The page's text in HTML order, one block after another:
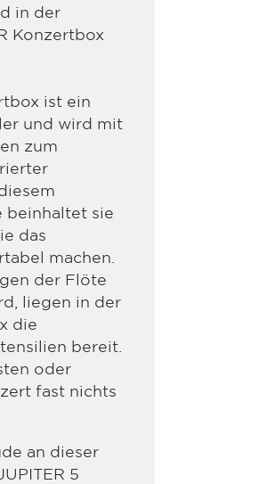
in der
Konzertbox
ist ein
und wird mit
zum
beinhaltet sie
das
machen.
der Flöte
liegen in der
die
bereit.
oder
fast nichts
an dieser
5